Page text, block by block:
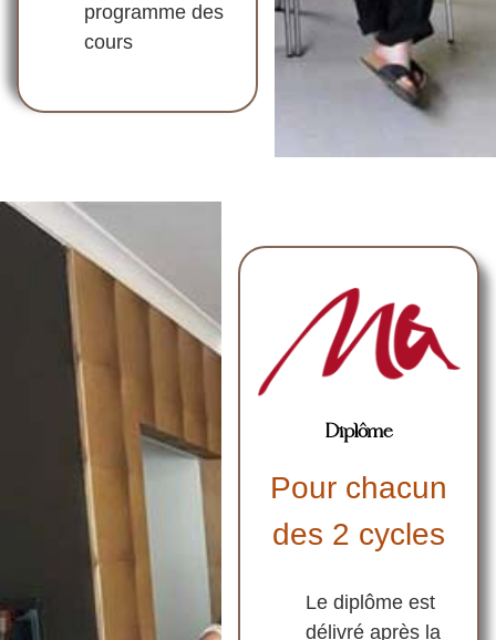
programme des
cours
Diplôme
Pour chacun
des 2 cycles
Le diplôme est
délivré après la